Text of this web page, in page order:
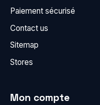
Paiement sécurisé
Contact us
Sitemap
Stores
Mon compte